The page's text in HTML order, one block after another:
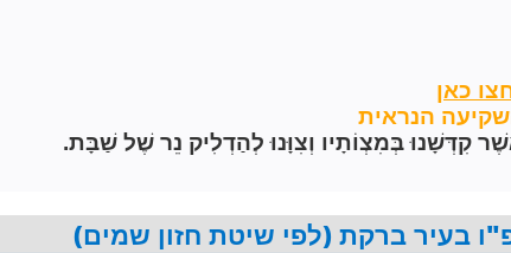
קִדְּשָׁנוּ בְּמִצְוֹתָיו וְצִוָּנוּ לְהַדְלִיק נֵר שֶׁל שַׁבָּת.
בעיר ברקת (לפי שיטת חזון שמים)